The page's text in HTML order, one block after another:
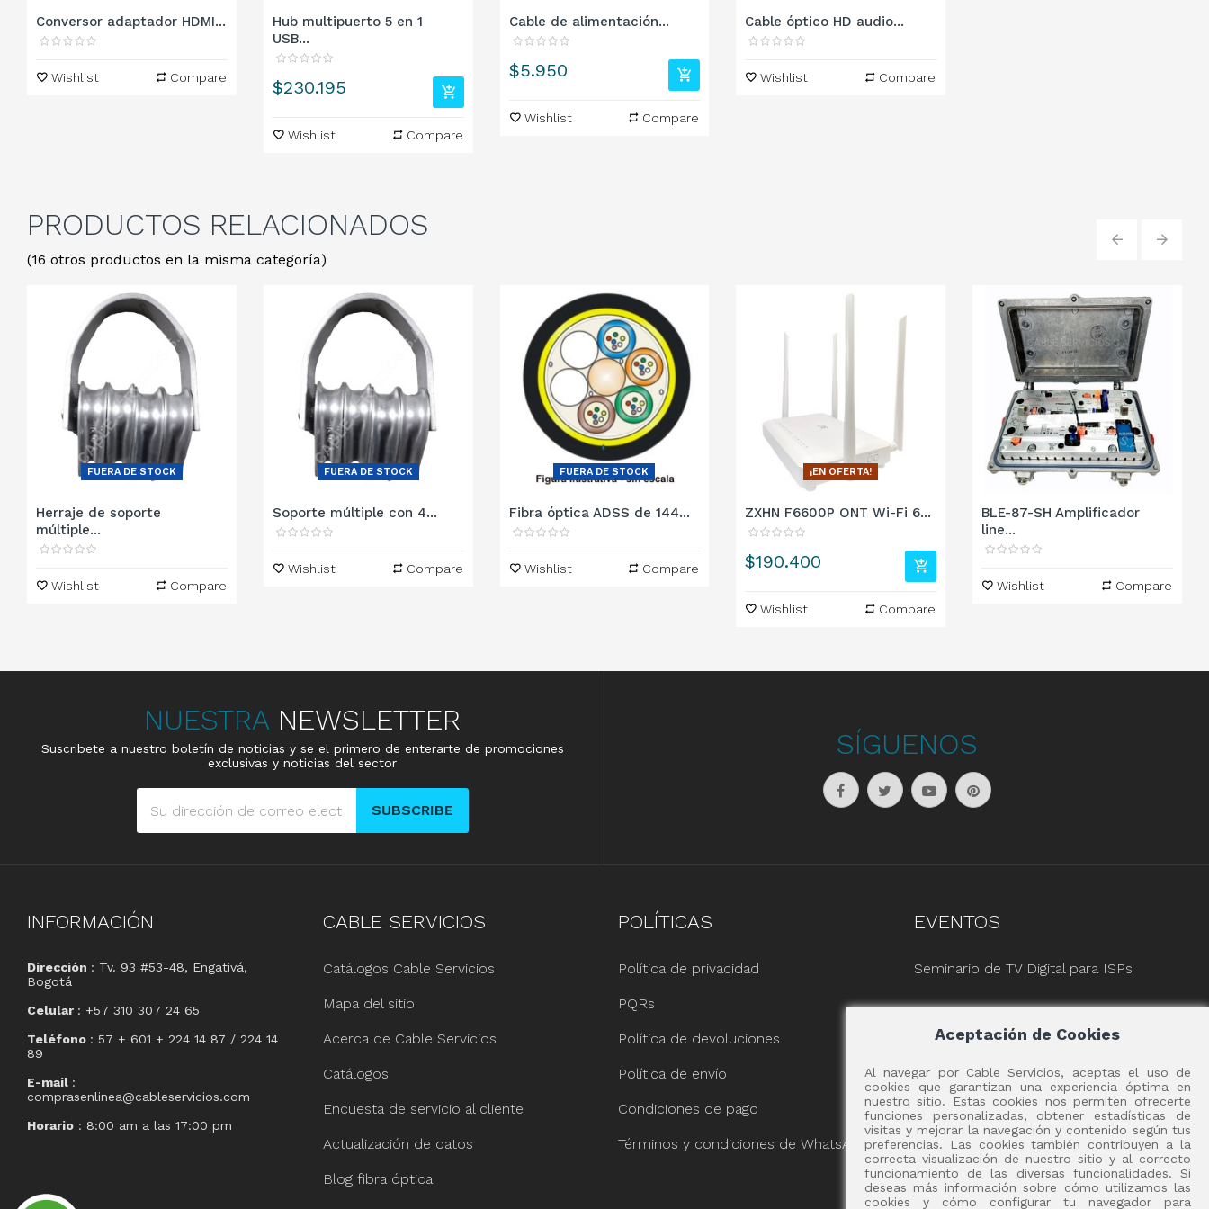
Conversor adaptador HDMI...
Wishlist Compare
Hub multipuerto 5 en 1
USB...
Precio
$230.195
Wishlist Compare
Cable de alimentación...
Precio
$5.950
Wishlist Compare
Cable óptico HD audio...
Wishlist Compare
PRODUCTOS RELACIONADOS
(16 otros productos en la misma categoría)
FUERA DE STOCK
Herraje de soporte
múltiple...
Wishlist Compare
FUERA DE STOCK
Soporte múltiple con 4...
Wishlist Compare
FUERA DE STOCK
Fibra óptica ADSS de 144...
Wishlist Compare
¡EN OFERTA!
ZXHN F6600P ONT Wi-Fi 6...
Precio
$190.400
Wishlist Compare
BLE-87-SH Amplificador
line...
Wishlist Compare
NUESTRA NEWSLETTER
Suscribete a nuestro boletín de noticias y se el primero de enterarte de promociones
exclusivas y noticias del sector
SUBSCRIBE
SÍGUENOS
INFORMACIÓN
Dirección : Tv. 93 #53-48, Engativá,
Bogotá
Celular : +57 310 307 24 65
Teléfono : 57 + 601 + 224 14 87 / 224 14
89
E-mail :
comprasenlinea@cableservicios.com
Horario : 8:00 am a las 17:00 pm
CABLE SERVICIOS
Catálogos Cable Servicios
Mapa del sitio
Acerca de Cable Servicios
Catálogos
Encuesta de servicio al cliente
Actualización de datos
Blog fibra óptica
POLÍTICAS
Política de privacidad
PQRs
Política de devoluciones
Política de envío
Condiciones de pago
Términos y condiciones de WhatsApp
EVENTOS
Seminario de TV Digital para ISPs
Aceptación de Cookies
Al navegar por Cable Servicios, aceptas el uso de
cookies que garantizan una experiencia óptima en
nuestro sitio. Estas cookies nos permiten ofrecerte
funciones personalizadas, obtener estadísticas de
visitas y mejorar la navegación y contenido según tus
preferencias. Las cookies también contribuyen a la
correcta visualización de nuestro sitio y al correcto
funcionamiento de las diversas funcionalidades. Si
deseas más información sobre cómo utilizamos las
cookies y cómo configurar tu navegador para